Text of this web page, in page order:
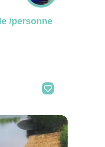
/personne